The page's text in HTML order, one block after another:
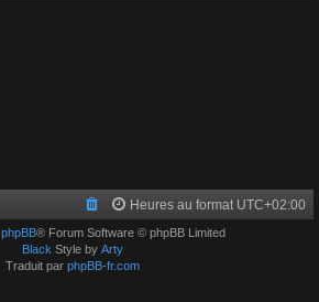
Heures au format UTC+02:00
phpBB® Forum Software © phpBB Limited
Black Style by Arty
Traduit par phpBB-fr.com